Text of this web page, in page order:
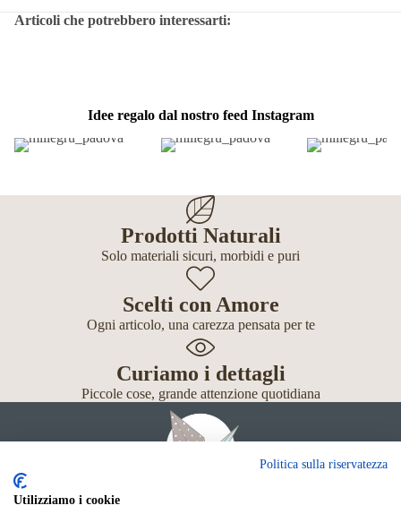
Articoli che potrebbero interessarti:
Idee regalo dal nostro feed Instagram
Prodotti Naturali
Solo materiali sicuri, morbidi e puri
Scelti con Amore
Ogni articolo, una carezza pensata per te
Curiamo i dettagli
Piccole cose, grande attenzione quotidiana
Politica sulla riservatezza
Utilizziamo i cookie